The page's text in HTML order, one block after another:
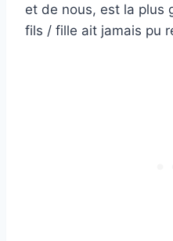
et de nous, est la plus
fils / fille ait jamais pu